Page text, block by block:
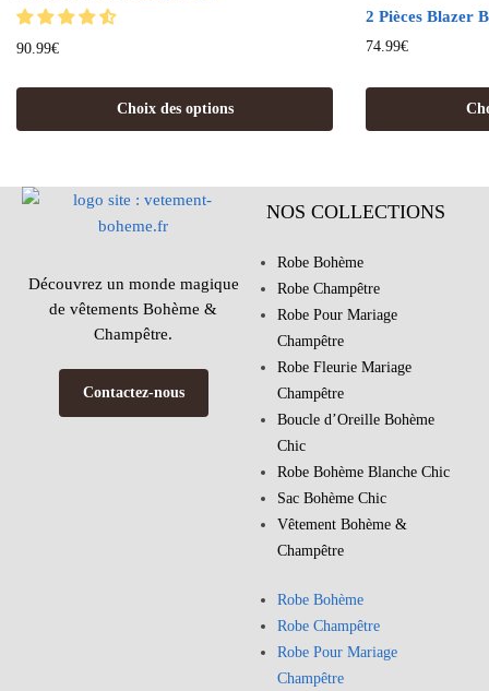
90.99€
Choix des options
2 Pièces Blazer
74.99€
Découvrez un monde magique
de vêtements Bohème &
Champêtre.
Contactez-nous
NOS COLLECTIONS
Robe Bohème
Robe Champêtre
Robe Pour Mariage
Champêtre
Robe Fleurie Mariage
Champêtre
Boucle d’Oreille Bohème
Chic
Robe Bohème Blanche Chic
Sac Bohème Chic
Vêtement Bohème &
Champêtre
Robe Bohème
Robe Champêtre
Robe Pour Mariage
Champêtre